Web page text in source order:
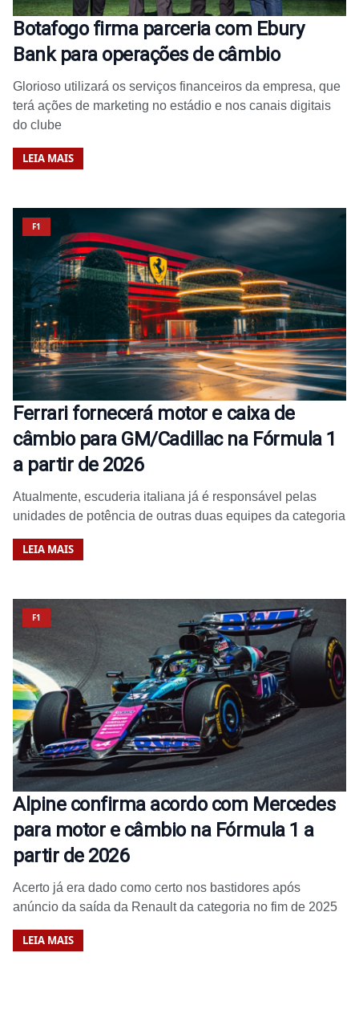
Botafogo firma parceria com Ebury
Bank para operações de câmbio
Glorioso utilizará os serviços financeiros da empresa, que
terá ações de marketing no estádio e nos canais digitais
do clube
LEIA MAIS
F1
Ferrari fornecerá motor e caixa de
câmbio para GM/Cadillac na Fórmula 1
a partir de 2026
Atualmente, escuderia italiana já é responsável pelas
unidades de potência de outras duas equipes da categoria
LEIA MAIS
F1
Alpine confirma acordo com Mercedes
para motor e câmbio na Fórmula 1 a
partir de 2026
Acerto já era dado como certo nos bastidores após
anúncio da saída da Renault da categoria no fim de 2025
LEIA MAIS